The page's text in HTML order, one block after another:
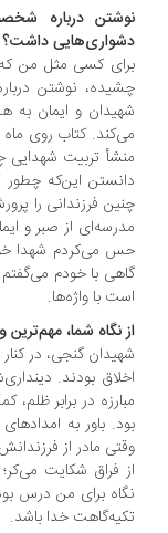
درباره شخصیتی
داشت؟
کسی مثل من که نه
نوشتن درباره
و ایمان به
کتاب روی ماه دی در
تربیت شهدایی چون
این‌که چطور کسی
فرزندانی را پرورش
از صبر و ایمان
می‌کردم شهدا خودشان
با خودم می‌گفتم این
با واژه‌ها.
نگاه شما، مهم‌ترین
گنجی، در کنار دانش
بودند. دینداری‌شان
در برابر ظلم، کمک
باور به امدادهای
مادر از فرزندانش
فراق شکایت می‌کر؛ بلکه
برای من درس بود؛
خدا باشد.